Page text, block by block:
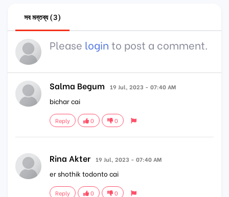
সব মন্তব্য (3)
Please login to post a comment.
Salma Begum 19 Jul, 2023 - 07:40 AM
bichar cai
Reply 0 0
Rina Akter 19 Jul, 2023 - 07:40 AM
er shothik todonto cai
Reply 0 0